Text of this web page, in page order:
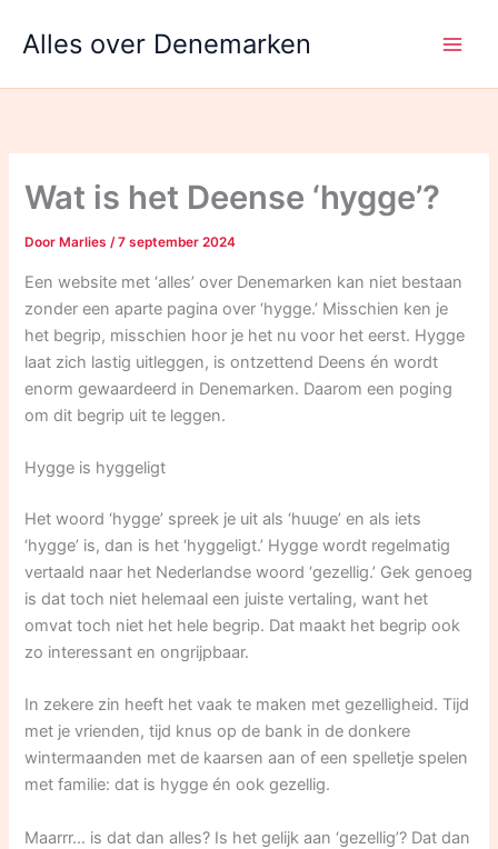
naar
inhoud
Alles over Denemarken
Wat is het Deense ‘hygge’?
Door Marlies/7 september 2024
Een website met ‘alles’ over Denemarken kan niet bestaan
zonder een aparte pagina over ‘hygge.’ Misschien ken je
het begrip, misschien hoor je het nu voor het eerst. Hygge
laat zich lastig uitleggen, is ontzettend Deens én wordt
enorm gewaardeerd in Denemarken. Daarom een poging
om dit begrip uit te leggen.
Hygge is hyggeligt
Het woord ‘hygge’ spreek je uit als ‘huuge’ en als iets
‘hygge’ is, dan is het ‘hyggeligt.’ Hygge wordt regelmatig
vertaald naar het Nederlandse woord ‘gezellig.’ Gek genoeg
is dat toch niet helemaal een juiste vertaling, want het
omvat toch niet het hele begrip. Dat maakt het begrip ook
zo interessant en ongrijpbaar.
In zekere zin heeft het vaak te maken met gezelligheid. Tijd
met je vrienden, tijd knus op de bank in de donkere
wintermaanden met de kaarsen aan of een spelletje spelen
met familie: dat is hygge én ook gezellig.
Maarrr… is dat dan alles? Is het gelijk aan ‘gezellig’? Dat dan